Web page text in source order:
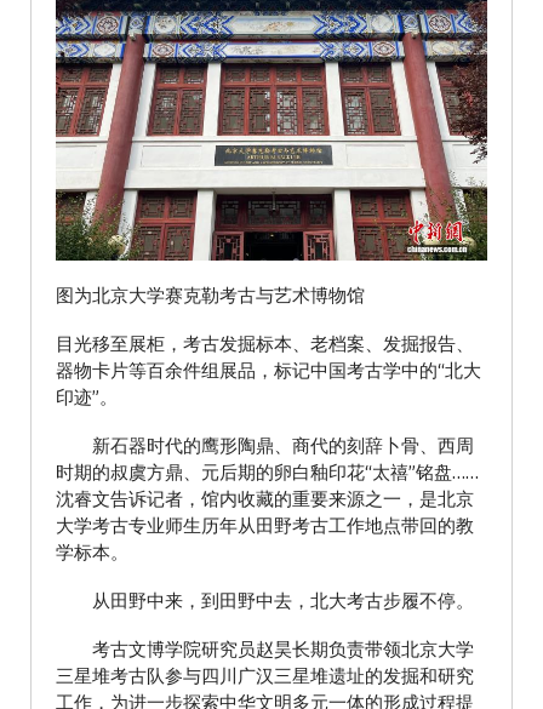
图为北京大学赛克勒考古与艺术博物馆
目光移至展柜，考古发掘标本、老档案、发掘报告、
器物卡片等百余件组展品，标记中国考古学中的“北大
印迹”。
新石器时代的鹰形陶鼎、商代的刻辞卜骨、西周
时期的叔虞方鼎、元后期的卵白釉印花“太禧”铭盘……
沈睿文告诉记者，馆内收藏的重要来源之一，是北京
大学考古专业师生历年从田野考古工作地点带回的教
学标本。
从田野中来，到田野中去，北大考古步履不停。
考古文博学院研究员赵昊长期负责带领北京大学
三星堆考古队参与四川广汉三星堆遗址的发掘和研究
工作，为进一步探索中华文明多元一体的形成过程提